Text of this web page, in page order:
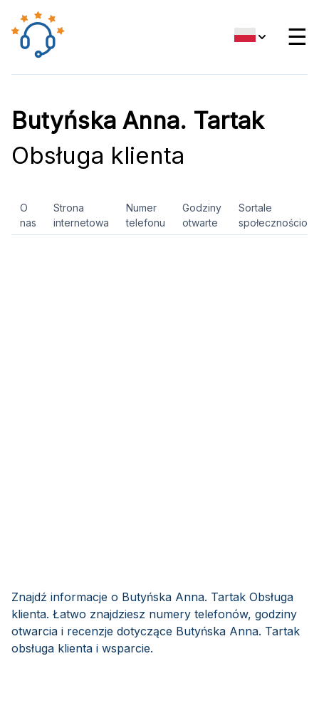
☰
Butyńska Anna. Tartak
Obsługa klienta
O
nas
Strona
internetowa
Numer
telefonu
Godziny
otwarte
Sortale
Znajdź informacje o Butyńska Anna. Tartak Obsługa
klienta. Łatwo znajdziesz numery telefonów, godziny
otwarcia i recenzje dotyczące Butyńska Anna. Tartak
obsługa klienta i wsparcie.